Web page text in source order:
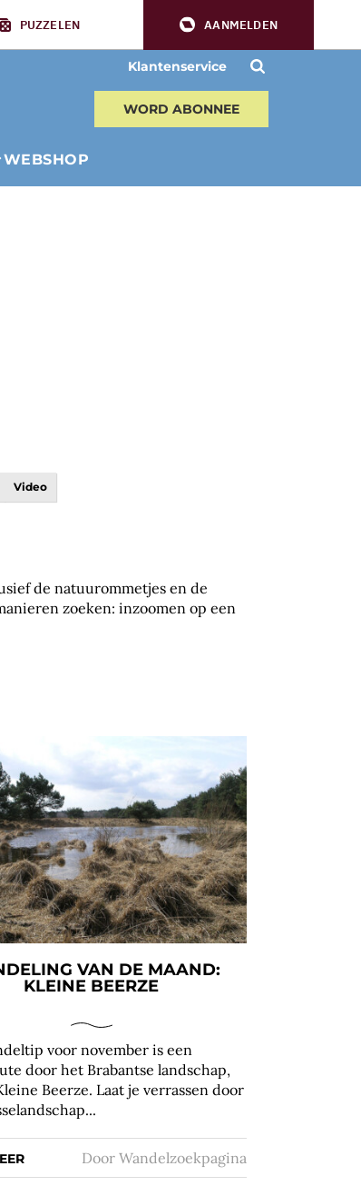
PUZZELEN AANMELDEN
Klantenservice
WORD ABONNEE
WEBSHOP
Video
de natuurommetjes en de
zoeken: inzoomen op een
VAN DE MAAND:
KLEINE BEERZE
voor november is een
door het Brabantse landschap,
Beerze. Laat je verrassen door
Door Wandelzoekpagina